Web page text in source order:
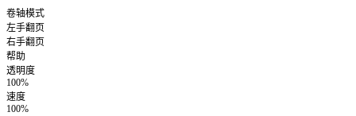
卷轴模式
左手翻页
右手翻页
帮助
透明度
100%
速度
100%